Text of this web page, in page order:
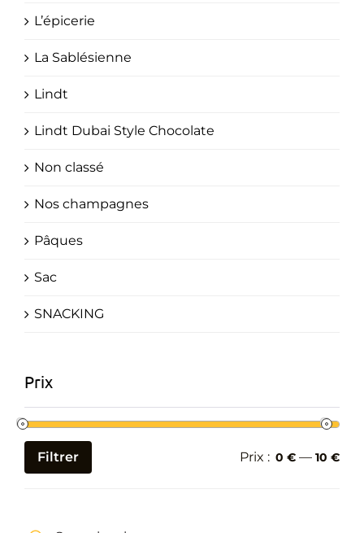
L’épicerie
La Sablésienne
Lindt
Lindt Dubai Style Chocolate
Non classé
Nos champagnes
Pâques
Sac
SNACKING
Prix
Prix
Prix
Filtrer Prix : 0 € — 10 €